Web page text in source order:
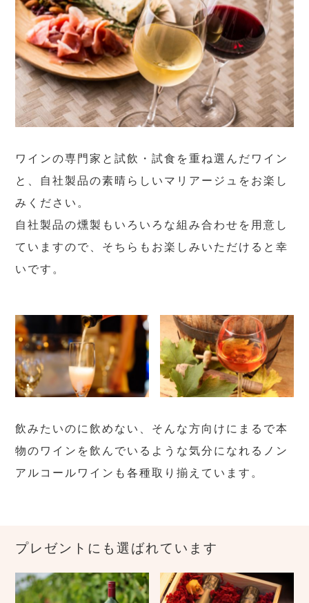
ワインの専門家と試飲・試食を重ね選んだワイン
と、自社製品の素晴らしいマリアージュをお楽し
みください。
自社製品の燻製もいろいろな組み合わせを用意し
ていますので、そちらもお楽しみいただけると幸
いです。
飲みたいのに飲めない、そんな方向けにまるで本
物のワインを飲んでいるような気分になれるノン
アルコールワインも各種取り揃えています。
プレゼントにも選ばれています